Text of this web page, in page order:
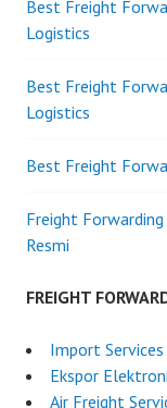
Best Freight
Logistics
Best Freight
Logistics
Best Freight
Freight
Resmi
FREIGHT
Import
Ekspor
Air Freight